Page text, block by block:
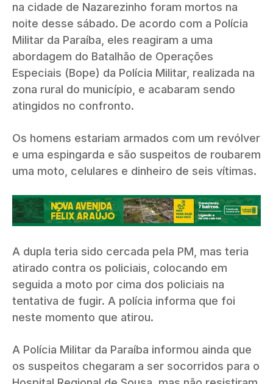
na cidade de Nazarezinho foram mortos na
noite desse sábado. De acordo com a Polícia
Militar da Paraíba, eles reagiram a uma
abordagem do Batalhão de Operações
Especiais (Bope) da Polícia Militar, realizada na
zona rural do município, e acabaram sendo
atingidos no confronto.
Os homens estariam armados com um revólver
e uma espingarda e são suspeitos de roubarem
uma moto, celulares e dinheiro de seis vítimas.
A dupla teria sido cercada pela PM, mas teria
atirado contra os policiais, colocando em
seguida a moto por cima dos policiais na
tentativa de fugir. A polícia informa que foi
neste momento que atirou.
A Polícia Militar da Paraíba informou ainda que
os suspeitos chegaram a ser socorridos para o